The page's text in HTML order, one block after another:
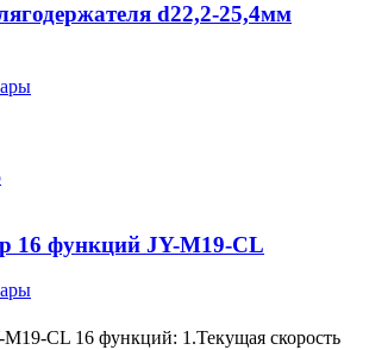
d22,2-25,4мм
16 функций JY-M19-CL
CL 16 функций: 1.Текущая скорость